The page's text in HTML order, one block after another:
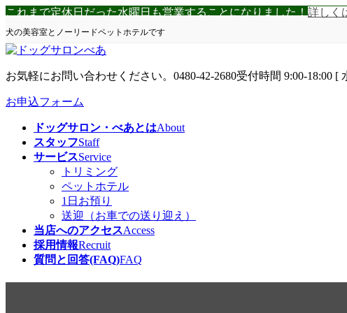
コ
ン
テ
ン
ツ
へ
ス
ナ
ビ
ゲ
ー
シ
ョ
ン
これまで定休日だった水曜日も営業することになりました！ 詳しく
犬の美容室とノーリードペットホテルです
お気軽にお問い合わせください。 0480-42-2680受付時間 9:00-18:00 [
お申込フォーム
ドッグサロン・べあとはAbout
スタッフStaff
サービスService
トリミング
ペットホテル
1日お預り
送迎（お車での送り迎え）
当店へのアクセスAccess
採用情報Recruit
質問と回答(FAQ)FAQ